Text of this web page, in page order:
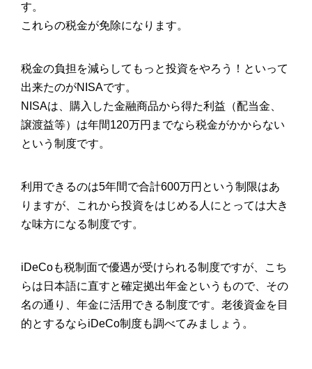
す。
これらの税金が免除になります。
税金の負担を減らしてもっと投資をやろう！といって
出来たのがNISAです。
NISAは、購入した金融商品から得た利益（配当金、
譲渡益等）は年間120万円までなら税金がかからない
という制度です。
利用できるのは5年間で合計600万円という制限はあ
りますが、これから投資をはじめる人にとっては大き
な味方になる制度です。
iDeCoも税制面で優遇が受けられる制度ですが、こち
らは日本語に直すと確定拠出年金というもので、その
名の通り、年金に活用できる制度です。老後資金を目
的とするならiDeCo制度も調べてみましょう。